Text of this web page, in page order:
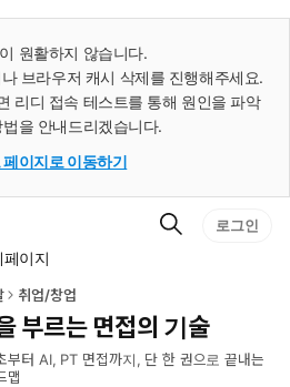
원활하지 않습니다.
브라우저 캐시 삭제를 진행해주세요.
리디 접속 테스트를 통해 원인을 파악
을 안내드리겠습니다.
페이지로 이동하기
검
로그인
이지
취업/창업
부르는 면접의 기술
부터 AI, PT 면접까지, 단 한 권으로 끝내는
맵